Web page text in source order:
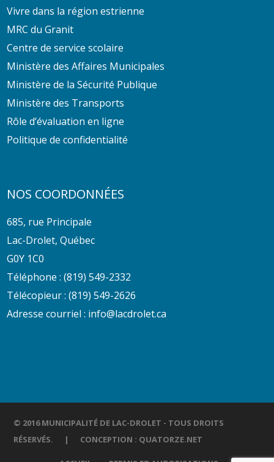
Vivre dans la région estrienne
MRC du Granit
Centre de service scolaire
Ministère des Affaires Municipales
Ministère de la Sécurité Publique
Ministère des Transports
Rôle d’évaluation en ligne
Politique de confidentialité
NOS COORDONNÉES
685, rue Principale
Lac-Drolet, Québec
G0Y 1C0
Téléphone :(819) 549-2332
Télécopieur : (819) 549-2626
Adresse courriel : info@lacdrolet.ca
© 2016 MUNICIPALITÉ DE LAC-DROLET - TOUS DROITS
RÉSERVÉS. | CONCEPTION : QUATORZE.NET